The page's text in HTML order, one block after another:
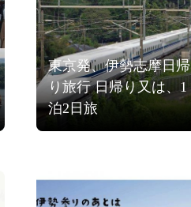
東京発、伊勢志摩日帰
り旅行 日帰り又は、1
泊2日旅